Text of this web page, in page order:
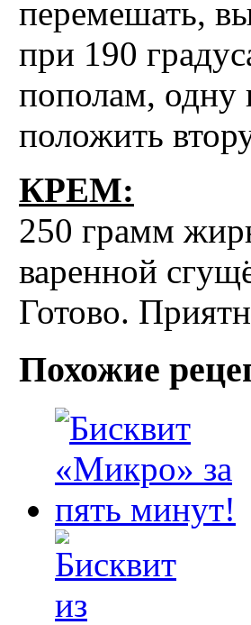
перемешать,
при 190
пополам, одну
положить
КРЕМ:
250 грамм
варенной
Готово.
Похожие